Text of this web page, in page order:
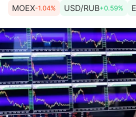
MOEX-1.04% USD/RUB+0.59%